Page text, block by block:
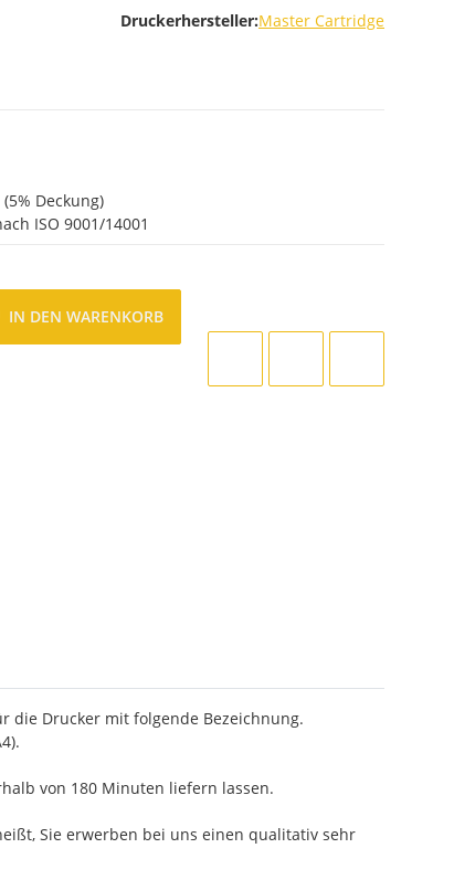
Druckerhersteller:Master Cartridge
Deckung)
ISO 9001/14001
IN DEN WARENKORB
die Drucker mit folgende Bezeichnung.
von 180 Minuten liefern lassen.
Sie erwerben bei uns einen qualitativ sehr